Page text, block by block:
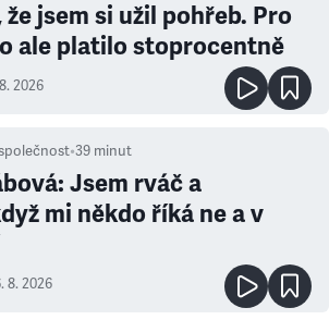
jsem si užil pohřeb. Pro
ale platilo stoprocentně
2026
•39 minut
Jsem rváč a
mi někdo říká ne a v
8. 2026